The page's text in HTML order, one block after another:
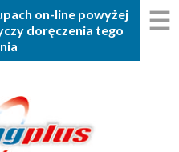
on-line powyżej
doręczenia tego
☰